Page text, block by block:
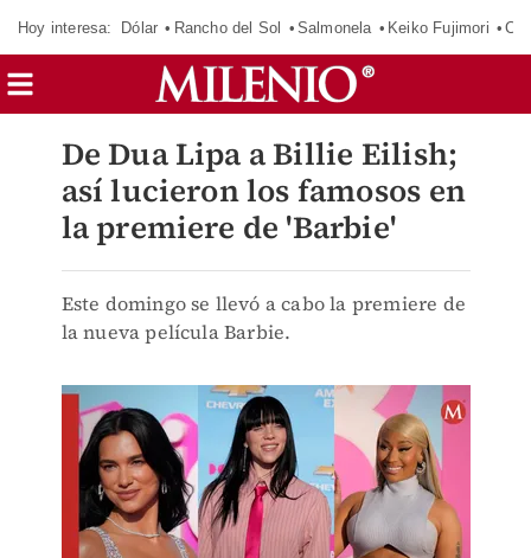
Hoy interesa: Dólar Rancho del Sol Salmonela Keiko Fujimori
De Dua Lipa a Billie Eilish;
así lucieron los famosos en
la premiere de 'Barbie'
Este domingo se llevó a cabo la premiere de
la nueva película Barbie.